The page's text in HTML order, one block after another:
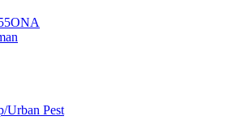
Urban Pest